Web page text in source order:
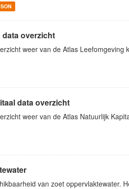
overzicht
weer van de Atlas
data overzicht
weer van de Atlas Natuurlijk
van zoet oppervlaktewater.